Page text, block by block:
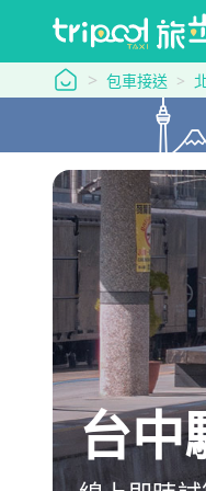
tripool 旅步
包車接送
台中